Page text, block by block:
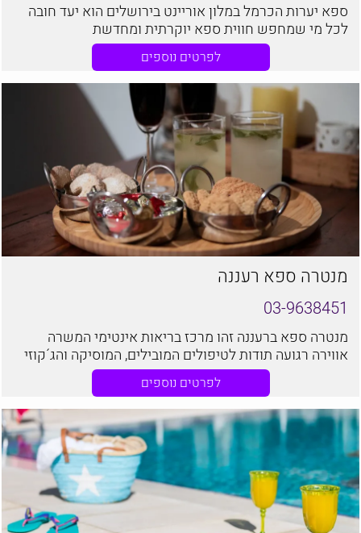
ספא יערות הכרמל במלון אוריינט בירושלים הוא יעד חובה
לכל מי שמחפש חווית ספא ​​יוקרתית ומחדשת
לפרטים נוספים
מנטרה ספא רעננה
03-9638451
מנטרה ספא ברעננה זהו מרכז בריאות אינטימי המשרה
אווירה רגועה תודות לטיפולים המובילים, המוסיקה והג´קוזי
לפרטים נוספים